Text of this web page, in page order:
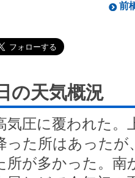
前
の天気概況
気圧に覆われた。
った所はあったが
所が多かった。南